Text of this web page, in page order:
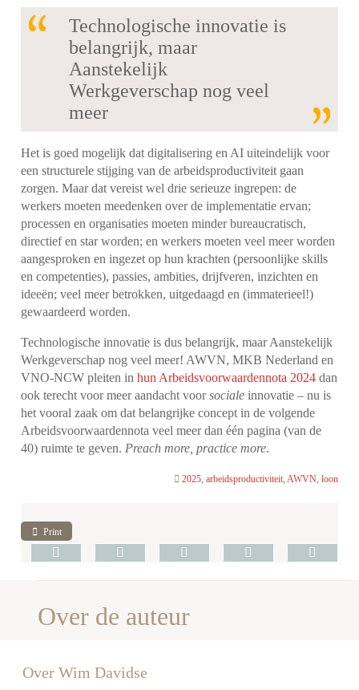
Technologische innovatie is
belangrijk, maar
Aanstekelijk
Werkgeverschap nog veel
meer
Het is goed mogelijk dat digitalisering en AI uiteindelijk voor
een structurele stijging van de arbeidsproductiviteit gaan
zorgen. Maar dat vereist wel drie serieuze ingrepen: de
werkers moeten meedenken over de implementatie ervan;
processen en organisaties moeten minder bureaucratisch,
directief en star worden; en werkers moeten veel meer worden
aangesproken en ingezet op hun krachten (persoonlijke skills
en competenties), passies, ambities, drijfveren, inzichten en
ideeën; veel meer betrokken, uitgedaagd en (immaterieel!)
gewaardeerd worden.
Technologische innovatie is dus belangrijk, maar Aanstekelijk
Werkgeverschap nog veel meer! AWVN, MKB Nederland en
VNO-NCW pleiten inhun Arbeidsvoorwaardennota 2024 dan
ook terecht voor meer aandacht voorsociale innovatie – nu is
het vooral zaak om dat belangrijke concept in de volgende
Arbeidsvoorwaardennota veel meer dan één pagina (van de
40) ruimte te geven. Preach more, practice more.
2025, arbeidsproductiviteit, AWVN, loon
Print
Over de auteur
Over Wim Davidse